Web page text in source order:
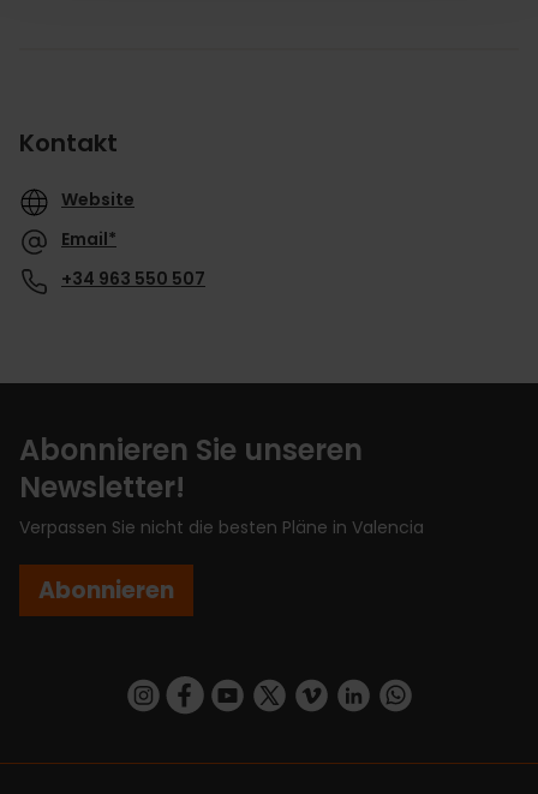
Kontakt
Website
Email*
+34 963 550 507
Abonnieren Sie unseren
Newsletter!
Verpassen Sie nicht die besten Pläne in Valencia
Abonnieren
https://www.instagram.com/visit_valencia/
https://www.facebook.com/
https://www.youtube.com/user/
https://twitter.com/_VivaValencia
https://vimeo.com/
https://www.linkedin.com/company/turismo-valencia/https://api.whatsapp.com/send/